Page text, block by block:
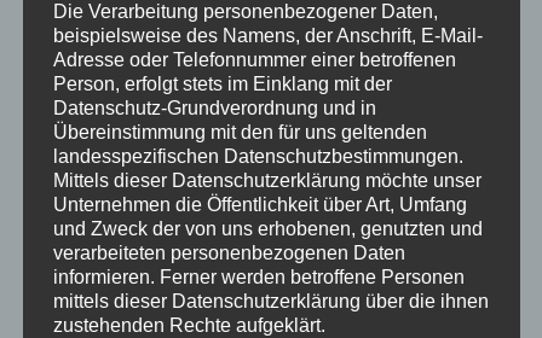
wir uns auf unsere innere Stimme besinnen und
unseren inneren Ruf folgen, können wir nicht nur
berufliche Erfüllung, sondern auch ein tiefes Gefühl
von Freiheit und Zufriedenheit finden.
Lasst uns diese Chance nutzen, um unser Leben neu
zu gestalten und das zu tun, was uns wirklich glücklich
macht.
Nutze die Chance auf ein Synergy-Gespräch
Die Verarbeitung personenbezogener Daten,
beispielsweise des Namens, der Anschrift, E-Mail-
Adresse oder Telefonnummer einer betroffenen
Person, erfolgt stets im Einklang mit der
Datenschutz-Grundverordnung und in
Übereinstimmung mit den für uns geltenden
landesspezifischen Datenschutzbestimmungen.
Mittels dieser Datenschutzerklärung möchte unser
Unternehmen die Öffentlichkeit über Art, Umfang
und Zweck der von uns erhobenen, genutzten und
verarbeiteten personenbezogenen Daten
informieren. Ferner werden betroffene Personen
mittels dieser Datenschutzerklärung über die ihnen
zustehenden Rechte aufgeklärt.